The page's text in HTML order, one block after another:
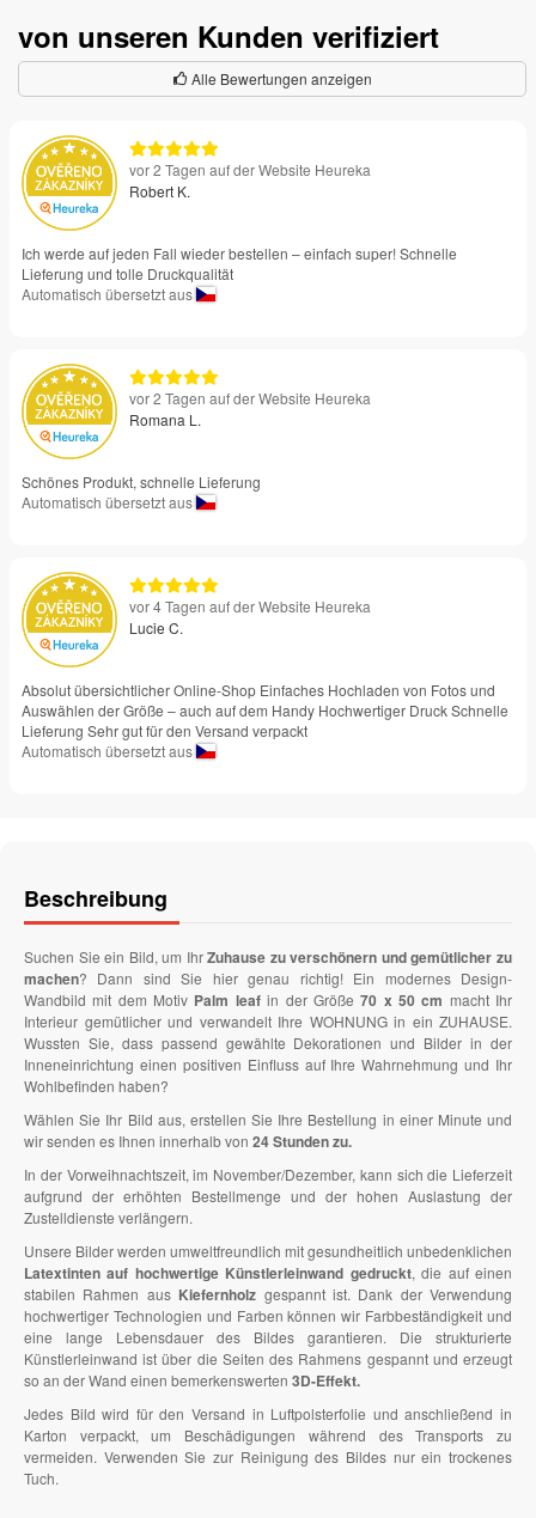
von unseren Kunden verifiziert
Alle Bewertungen anzeigen
vor 2 Tagen auf der Website Heureka
Robert K.
Ich werde auf jeden Fall wieder bestellen – einfach super! Schnelle
Lieferung und tolle Druckqualität
Automatisch übersetzt aus
vor 2 Tagen auf der Website Heureka
Romana L.
Schönes Produkt, schnelle Lieferung
Automatisch übersetzt aus
vor 4 Tagen auf der Website Heureka
Lucie C.
Absolut übersichtlicher Online-Shop Einfaches Hochladen von Fotos und
Auswählen der Größe – auch auf dem Handy Hochwertiger Druck Schnelle
Lieferung Sehr gut für den Versand verpackt
Automatisch übersetzt aus
Beschreibung
Suchen Sie ein Bild, um IhrZuhause zu verschönern und gemütlicher zu
machen? Dann sind Sie hier genau richtig! Ein modernes Design-
Wandbild mit dem Motiv Palm leafin der Größe70 x 50 cm macht Ihr
Interieur gemütlicher und verwandelt Ihre WOHNUNG in ein ZUHAUSE.
Wussten Sie, dass passend gewählte Dekorationen und Bilder in der
Inneneinrichtung einen positiven Einfluss auf Ihre Wahrnehmung und Ihr
Wohlbefinden haben?
Wählen Sie Ihr Bild aus, erstellen Sie Ihre Bestellung in einer Minute und
wir senden es Ihnen innerhalb von 24 Stunden zu.
In der Vorweihnachtszeit, im November/Dezember, kann sich die Lieferzeit
aufgrund der erhöhten Bestellmenge und der hohen Auslastung der
Zustelldienste verlängern.
Unsere Bilder werden umweltfreundlich mit gesundheitlich unbedenklichen
Latextinten auf hochwertige Künstlerleinwand gedruckt, die auf einen
stabilen Rahmen aus Kiefernholz gespannt ist. Dank der Verwendung
hochwertiger Technologien und Farben können wir Farbbeständigkeit und
eine lange Lebensdauer des Bildes garantieren. Die strukturierte
Künstlerleinwand ist über die Seiten des Rahmens gespannt und erzeugt
so an der Wand einen bemerkenswerten 3D-Effekt.
Jedes Bild wird für den Versand in Luftpolsterfolie und anschließend in
Karton verpackt, um Beschädigungen während des Transports zu
vermeiden. Verwenden Sie zur Reinigung des Bildes nur ein trockenes
Tuch.